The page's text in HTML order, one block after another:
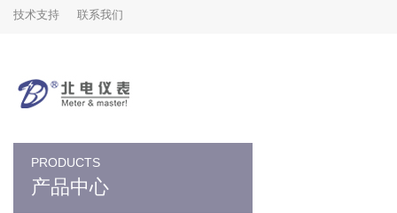
技术支持 联系我们
PRODUCTS
产品中心